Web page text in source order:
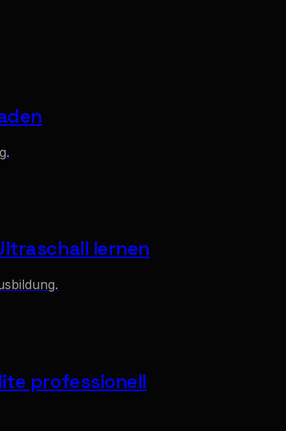
lernen
professionell